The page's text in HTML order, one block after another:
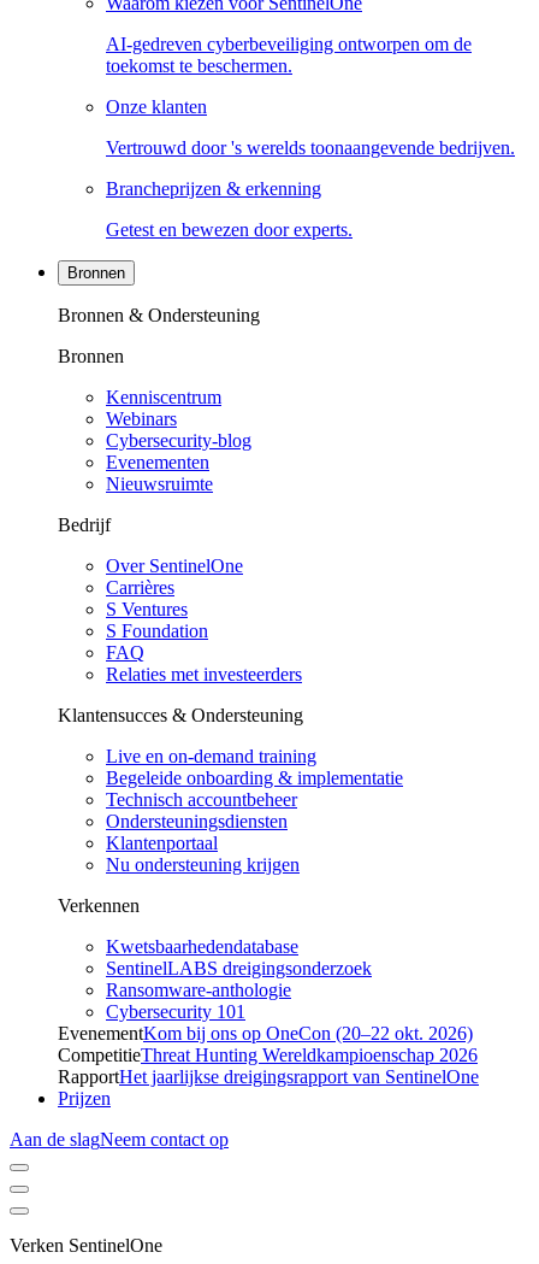
AI-gedreven cyberbeveiliging ontworpen om de
toekomst te beschermen.
Onze klanten
Vertrouwd door 's werelds toonaangevende bedrijven.
Brancheprijzen & erkenning
Getest en bewezen door experts.
Bronnen
Bronnen & Ondersteuning
Bronnen
Kenniscentrum
Webinars
Cybersecurity-blog
Evenementen
Nieuwsruimte
Bedrijf
Over SentinelOne
Carrières
S Ventures
S Foundation
FAQ
Relaties met investeerders
Klantensucces & Ondersteuning
Live en on-demand training
Begeleide onboarding & implementatie
Technisch accountbeheer
Ondersteuningsdiensten
Klantenportaal
Nu ondersteuning krijgen
Verkennen
Kwetsbaarhedendatabase
SentinelLABS dreigingsonderzoek
Ransomware-anthologie
Cybersecurity 101
EvenementKom bij ons op OneCon (20–22 okt. 2026)
CompetitieThreat Hunting Wereldkampioenschap 2026
RapportHet jaarlijkse dreigingsrapport van SentinelOne
Prijzen
Aan de slagNeem contact op
Verken SentinelOne